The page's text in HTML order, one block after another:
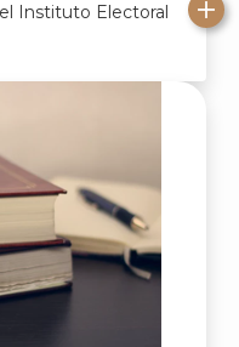
Instituto Electoral